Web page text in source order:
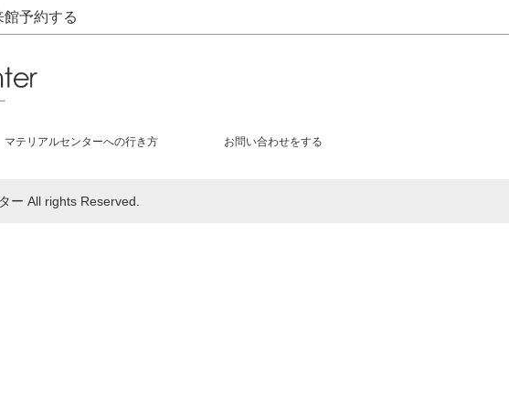
館予約する
マテリアルセンターへの行き方 お問い合わせをする
ー All rights Reserved.